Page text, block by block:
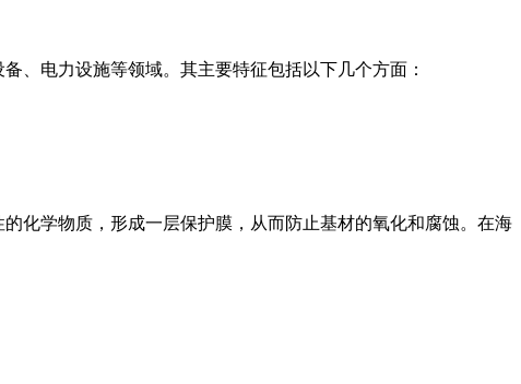
、电力设施等领域。其主要特征包括以下几个方面：
学物质，形成一层保护膜，从而防止基材的氧化和腐蚀。在海